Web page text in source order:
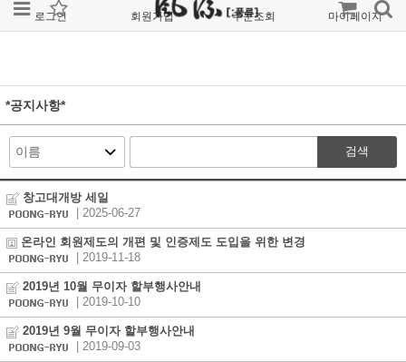
로그인 회원가입 주문조회 마이페이지
*공지사항*
검색
창고대개방 세일
| 2025-06-27
온라인 회원제도의 개편 및 인증제도 도입을 위한 변경
| 2019-11-18
2019년 10월 무이자 할부행사안내
| 2019-10-10
2019년 9월 무이자 할부행사안내
| 2019-09-03